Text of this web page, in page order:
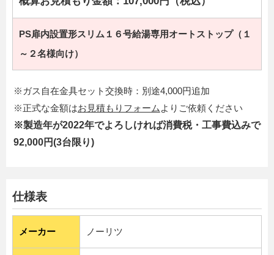
PS扉内設置形スリム１６号給湯専用オートストップ（１
～２名様向け）
※ガス自在金具セット交換時：別途4,000円追加
※正式な金額はお見積もりフォーム よりご依頼ください
※製造年が2022年でよろしければ消費税・工事費込みで
92,000円(3台限り)
仕様表
メーカー ノーリツ